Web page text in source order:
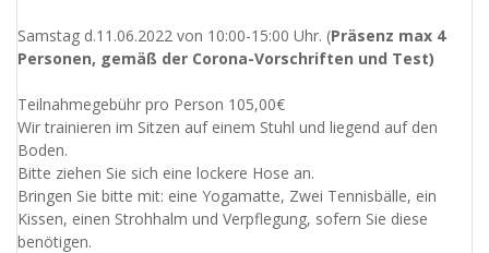
Samstag d.11.06.2022 von 10:00-15:00 Uhr. (Präsenz max 4
Personen, gemäß der Corona-Vorschriften und Test)
Teilnahmegebühr pro Person 105,00€
Wir trainieren im Sitzen auf einem Stuhl und liegend auf den
Boden.
Bitte ziehen Sie sich eine lockere Hose an.
Bringen Sie bitte mit: eine Yogamatte, Zwei Tennisbälle, ein
Kissen, einen Strohhalm und Verpflegung, sofern Sie diese
benötigen.